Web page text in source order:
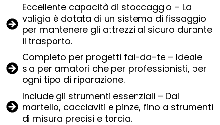
Eccellente capacità di stoccaggio – La
valigia è dotata di un sistema di fissaggio
per mantenere gli attrezzi al sicuro durante
il trasporto.
Completo per progetti fai-da-te – Ideale
sia per amatori che per professionisti, per
ogni tipo di riparazione.
Include gli strumenti essenziali – Dal
martello, cacciaviti e pinze, fino a strumenti
di misura precisi e torcia.